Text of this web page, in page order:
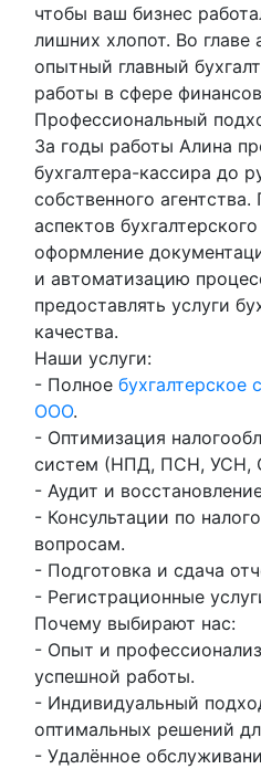
чтобы ваш бизнес
лишних хлопот. Во главе
опытный главный
работы в сфере
Профессиональный
За годы работы Алина
бухгалтера-кассира до
собственного
аспектов
оформление
и автоматизацию
предоставлять услуги
качества.
Наши услуги:
- Полное
ООО.
- Оптимизация
систем (НПД, ПСН, УСН,
- Аудит и
- Консультации по
вопросам.
- Подготовка и сдача
- Регистрационные
Почему выбирают нас:
- Опыт и
успешной работы.
- Индивидуальный
оптимальных решений
- Удалённое